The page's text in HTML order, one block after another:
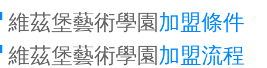
維茲堡藝術學園加盟條件
維茲堡藝術學園加盟流程